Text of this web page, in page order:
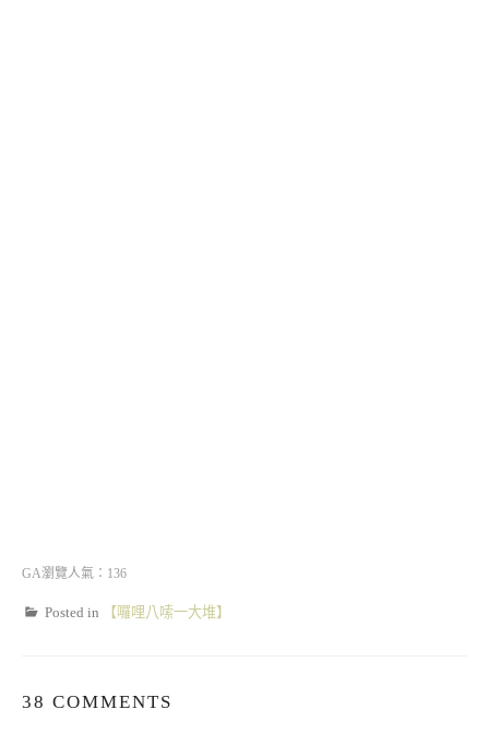
GA瀏覽人氣：136
Posted in 【囉哩八嗦一大堆】
38 COMMENTS